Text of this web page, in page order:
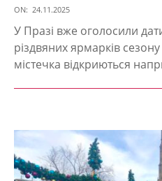
2025-
11-
24
ON: 24.11.2025
У Празі вже оголосили
різдвяних ярмарків
містечка відкриються